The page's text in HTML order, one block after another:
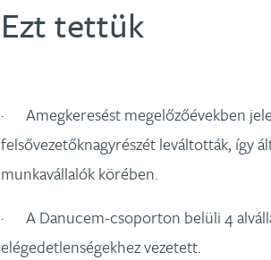
Ezt tettük
· Amegkeresést megelőzőévekben
felsővezetőknagyrészét leváltották, így
munkavállalók körében.
· A Danucem-csoporton belüli 4
elégedetlenségekhez vezetett.